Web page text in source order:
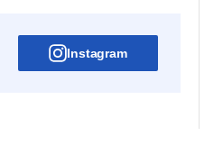
Instagram